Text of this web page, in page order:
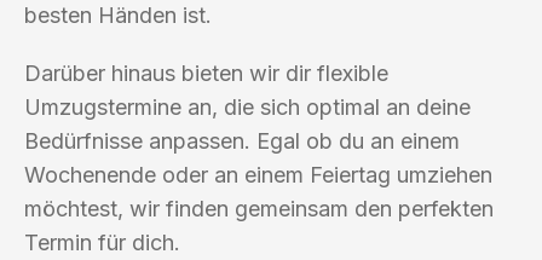
besten Händen ist.
Darüber hinaus bieten wir dir flexible
Umzugstermine an, die sich optimal an deine
Bedürfnisse anpassen. Egal ob du an einem
Wochenende oder an einem Feiertag umziehen
möchtest, wir finden gemeinsam den perfekten
Termin für dich.